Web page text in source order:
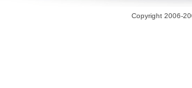
Copyright 2006-